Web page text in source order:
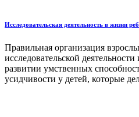
Исследовательская деятельность в жизни
Правильная организация
исследовательской
развитии умственных
усидчивости у детей, которые